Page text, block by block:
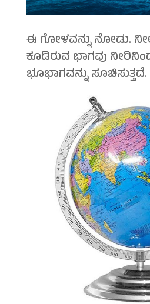
ಈ ಗೋಳವನ್ನು ನೋಡು.
ಕೂಡಿರುವ ಭಾಗವು
ಭೂಭಾಗವನ್ನು ಸೂಚಿಸುತ್ತದೆ.